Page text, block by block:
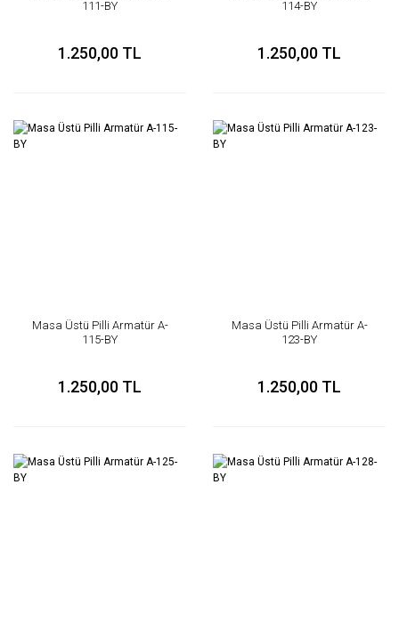
111-BY
1.250,00 TL
114-BY
1.250,00 TL
Masa Üstü Pilli Armatür A-
115-BY
1.250,00 TL
Masa Üstü Pilli Armatür A-
123-BY
1.250,00 TL